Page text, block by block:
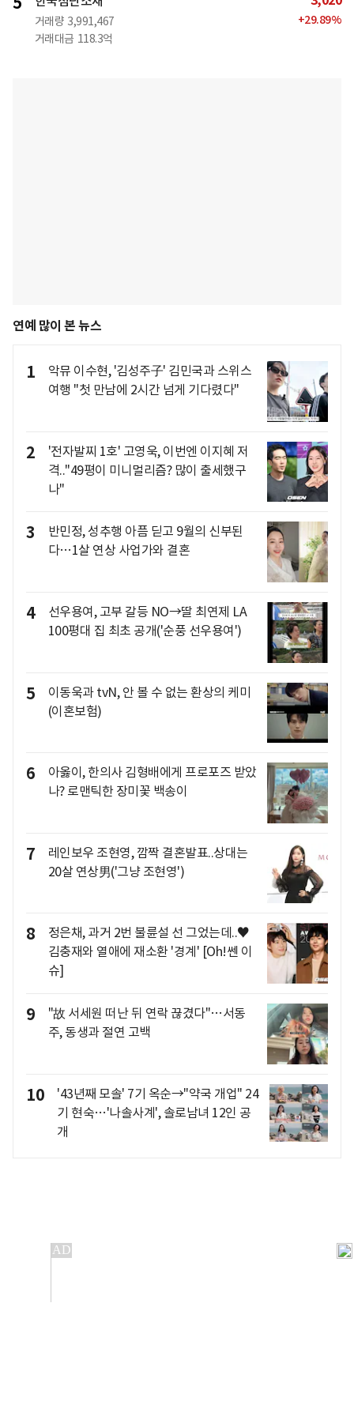
거래량 3,991,467
거래대금 118.3억
+29.89%
연예 많이 본 뉴스
1
악뮤 이수현, '김성주子' 김민국과 스위스
여행 "첫 만남에 2시간 넘게 기다렸다"
2
'전자발찌 1호' 고영욱, 이번엔 이지혜 저
격.."49평이 미니멀리즘? 많이 출세했구
나"
3
반민정, 성추행 아픔 딛고 9월의 신부된
다…1살 연상 사업가와 결혼
4
선우용여, 고부 갈등 NO→딸 최연제 LA
100평대 집 최초 공개('순풍 선우용여')
5
이동욱과 tvN, 안 볼 수 없는 환상의 케미
(이혼보험)
6
아옳이, 한의사 김형배에게 프로포즈 받았
나? 로맨틱한 장미꽃 백송이
7
레인보우 조현영, 깜짝 결혼발표..상대는
20살 연상男('그냥 조현영')
8
정은채, 과거 2번 불륜설 선 그었는데..♥
김충재와 열애에 재소환 '경계' [Oh!쎈 이
슈]
9
"故 서세원 떠난 뒤 연락 끊겼다"…서동
주, 동생과 절연 고백
10
'43년째 모솔' 7기 옥순→"약국 개업" 24
기 현숙…'나솔사계', 솔로남녀 12인 공
개